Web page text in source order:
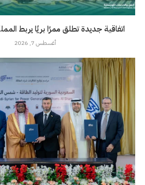
اتفاقية جديدة تطلق ممرًا بريًا يربط
أغسطس 7, 2026